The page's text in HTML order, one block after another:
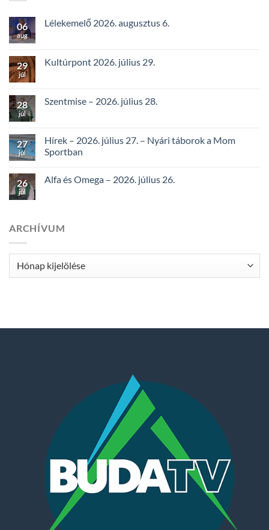
06
aug
Lélekemelő 2026. augusztus 6.
29
júl
Kultúrpont 2026. július 29.
28
júl
Szentmise – 2026. július 28.
27
júl
Hírek – 2026. július 27. – Nyári táborok a Mom
Sportban
26
júl
Alfa és Omega – 2026. július 26.
ARCHÍVUM
Archívum